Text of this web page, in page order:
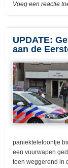
Voeg een reactie
UPDATE:
aan de
paniektelefoontje
een vuurwapen
toen weggerend in